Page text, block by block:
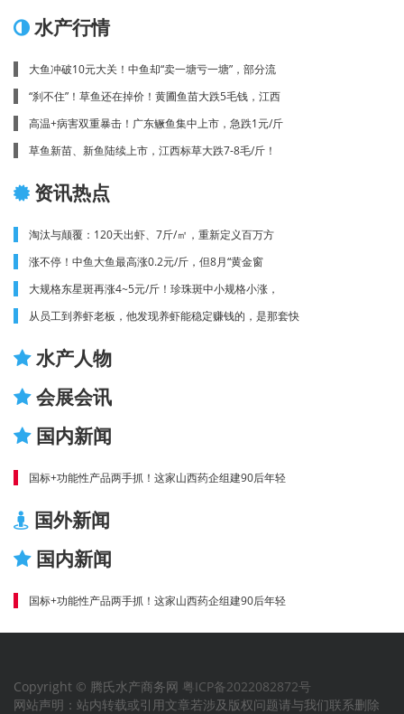
水产行情
大鱼冲破10元大关！中鱼却“卖一塘亏一塘”，部分流
“刹不住”！草鱼还在掉价！黄圃鱼苗大跌5毛钱，江西
高温+病害双重暴击！广东鳜鱼集中上市，急跌1元/斤
草鱼新苗、新鱼陆续上市，江西标草大跌7-8毛/斤！
资讯热点
淘汰与颠覆：120天出虾、7斤/㎡，重新定义百万方
涨不停！中鱼大鱼最高涨0.2元/斤，但8月“黄金窗
大规格东星斑再涨4~5元/斤！珍珠斑中小规格小涨，
从员工到养虾老板，他发现养虾能稳定赚钱的，是那套快
水产人物
会展会讯
国内新闻
国标+功能性产品两手抓！这家山西药企组建90后年轻
国外新闻
国内新闻
国标+功能性产品两手抓！这家山西药企组建90后年轻
Copyright © 腾氏水产商务网 粤ICP备2022082872号
网站声明：站内转载或引用文章若涉及版权问题请与我们联系删除